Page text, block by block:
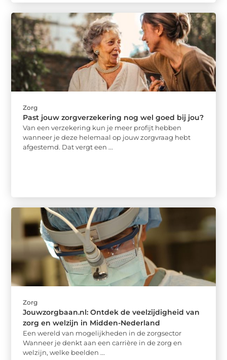
Zorg
Past jouw zorgverzekering nog wel goed bij jou?
Van een verzekering kun je meer profijt hebben
wanneer je deze helemaal op jouw zorgvraag hebt
afgestemd. Dat vergt een ...
Zorg
Jouwzorgbaan.nl: Ontdek de veelzijdigheid van
zorg en welzijn in Midden-Nederland
Een wereld van mogelijkheden in de zorgsector
Wanneer je denkt aan een carrière in de zorg en
welzijn, welke beelden ...